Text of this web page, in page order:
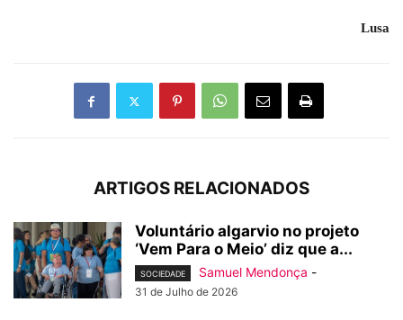
Lusa
ARTIGOS RELACIONADOS
Voluntário algarvio no projeto
‘Vem Para o Meio’ diz que a...
SOCIEDADE Samuel Mendonça -
31 de Julho de 2026